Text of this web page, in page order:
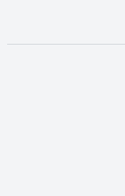
opens in